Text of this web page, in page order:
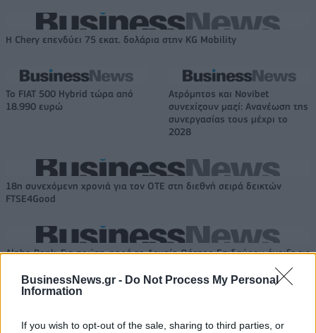
BusinessNews.gr - Do Not Process My Personal
Information
If you wish to opt-out of the sale, sharing to third parties, or
Η Chery επενδύει 75 εκατ. δολάρια στην KG Mobility
Το FIAT 500 Hybrid τώρα από
18.990 ευρώ
Ατρόμητος και Novibet
συνεχίζουν μαζί: Ανανέωση της
συνεργασίας τους μέχρι το
2028
18η συνεχόμενη χρονιά για τον ΟΤΕ στη διεθνή σειρά δεικτών
FTSE4Good
Alpha Bank: Για πρώτη φορά το Αρχαίο Θέατρο Επιδαύρου άνοιξε τις